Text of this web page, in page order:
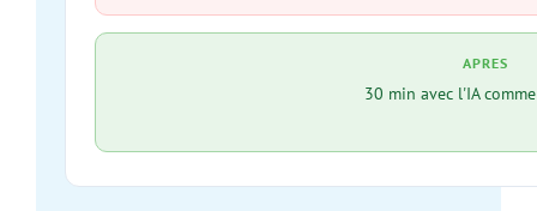
APRES
30 min avec l'IA